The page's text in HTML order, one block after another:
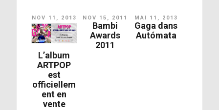
NOV 11, 2013
L’album
ARTPOP
est
officiellem
ent en
vente
NOV 15, 2011
Bambi
Awards
2011
MAI 11, 2013
Gaga dans
Autómata